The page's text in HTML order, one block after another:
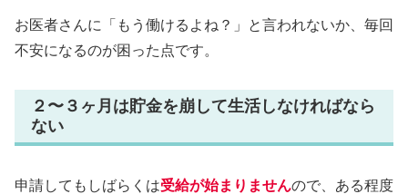
お医者さんに「もう働けるよね？」と言われないか、毎回
不安になるのが困った点です。
２〜３ヶ月は貯金を崩して生活しなければなら
ない
申請してもしばらくは受給が始まりませんので、ある程度